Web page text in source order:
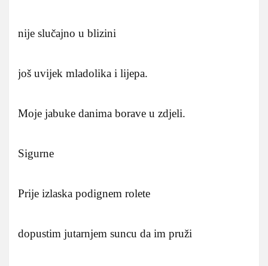
nije slučajno u blizini
još uvijek mladolika i lijepa.
Moje jabuke danima borave u zdjeli.
Sigurne
Prije izlaska podignem rolete
dopustim jutarnjem suncu da im pruži